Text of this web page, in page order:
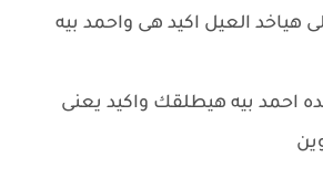
هياخد العيل اكيد هى واحمد بيه
احمد بيه هيطلقك واكيد يعنى